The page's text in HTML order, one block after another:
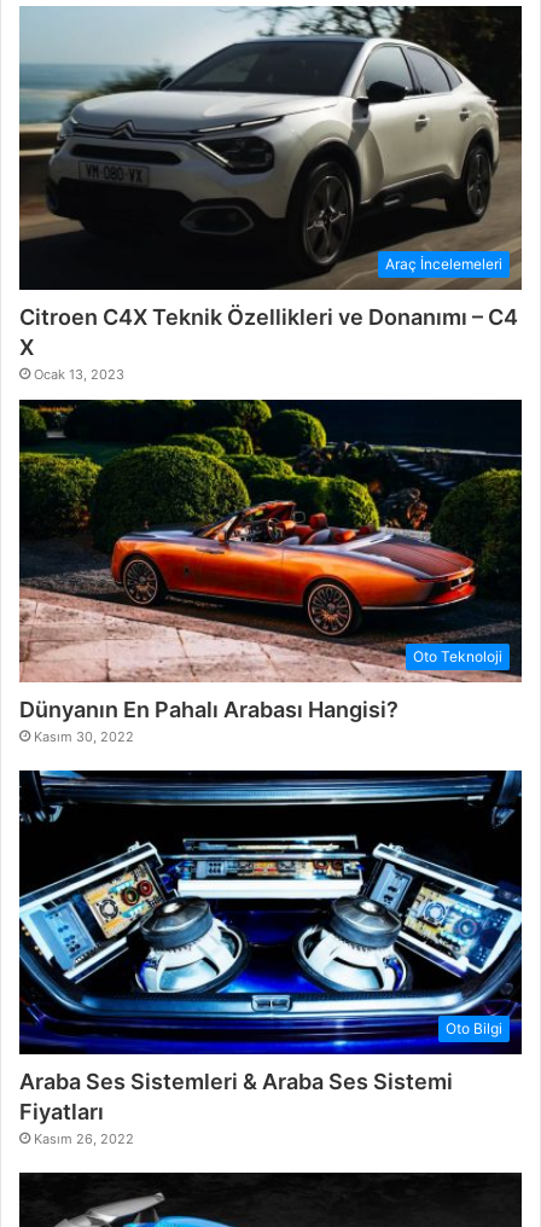
Araç İncelemeleri
Citroen C4X Teknik Özellikleri ve Donanımı – C4
X
Ocak 13, 2023
Oto Teknoloji
Dünyanın En Pahalı Arabası Hangisi?
Kasım 30, 2022
Oto Bilgi
Araba Ses Sistemleri & Araba Ses Sistemi
Fiyatları
Kasım 26, 2022